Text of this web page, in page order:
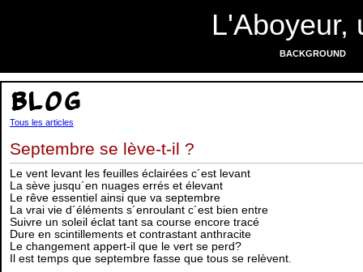
L'Aboyeur,
BACKGROUND
Blog
Tous les articles
Septembre se lève-t-il ?
Le vent levant les feuilles éclairées c´est levant
La sève jusqu´en nuages errés et élevant
Le rêve essentiel ainsi que va septembre
La vrai vie d´éléments s´enroulant c´est bien entre
Suivre un soleil éclat tant sa course encore tracé
Dure en scintillements et contrastant anthracite
Le changement appert-il que le vert se perd?
Il est temps que septembre fasse que tous se relèvent.